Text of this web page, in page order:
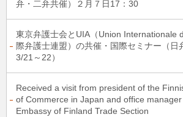
弁・二弁共催）２月７日17：30
東京弁護士会とUIA（Union Internationale
際弁護士連盟）の共催・国際セミナー（日
3/21～22）
Received a visit from president of the
of Commerce in Japan and office
Embassy of Finland Trade Section